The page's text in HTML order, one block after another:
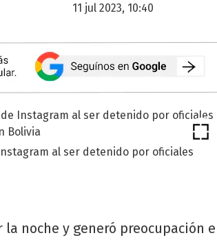
11 jul 2023, 10:40
al ser detenido por oficiales
noche y generó preocupación